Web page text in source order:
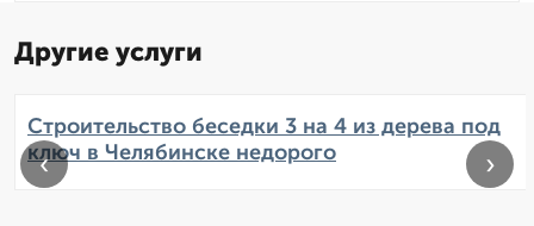
Другие услуги
Строительство беседки 3 на 4 из дерева под
ключ в Челябинске недорого
‹ ›